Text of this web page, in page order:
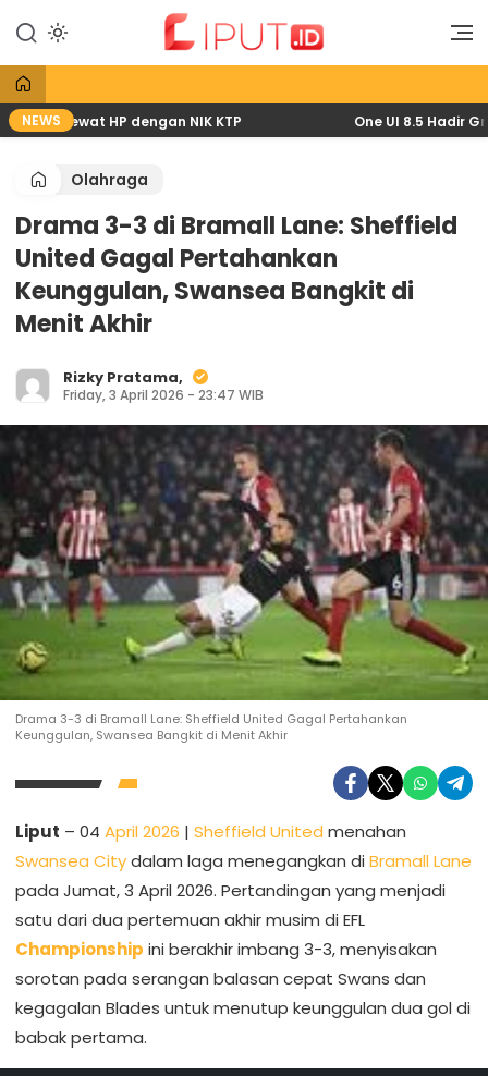
konten
Liput
Liputan Digital
NEWS
lewat HP dengan NIK KTP One UI 8.5 Hadir
Olahraga
Drama 3-3 di Bramall Lane: Sheffield
United Gagal Pertahankan
Keunggulan, Swansea Bangkit di
Menit Akhir
Rizky Pratama,
Friday, 3 April 2026 - 23:47 WIB
Drama 3-3 di Bramall Lane: Sheffield United Gagal Pertahankan
Keunggulan, Swansea Bangkit di Menit Akhir
Liput – 04 April 2026 | Sheffield United menahan
Swansea Citydalam laga menegangkan di Bramall Lane
pada Jumat, 3 April 2026. Pertandingan yang menjadi
satu dari dua pertemuan akhir musim di EFL
Championship ini berakhir imbang 3-3, menyisakan
sorotan pada serangan balasan cepat Swans dan
kegagalan Blades untuk menutup keunggulan dua gol di
babak pertama.